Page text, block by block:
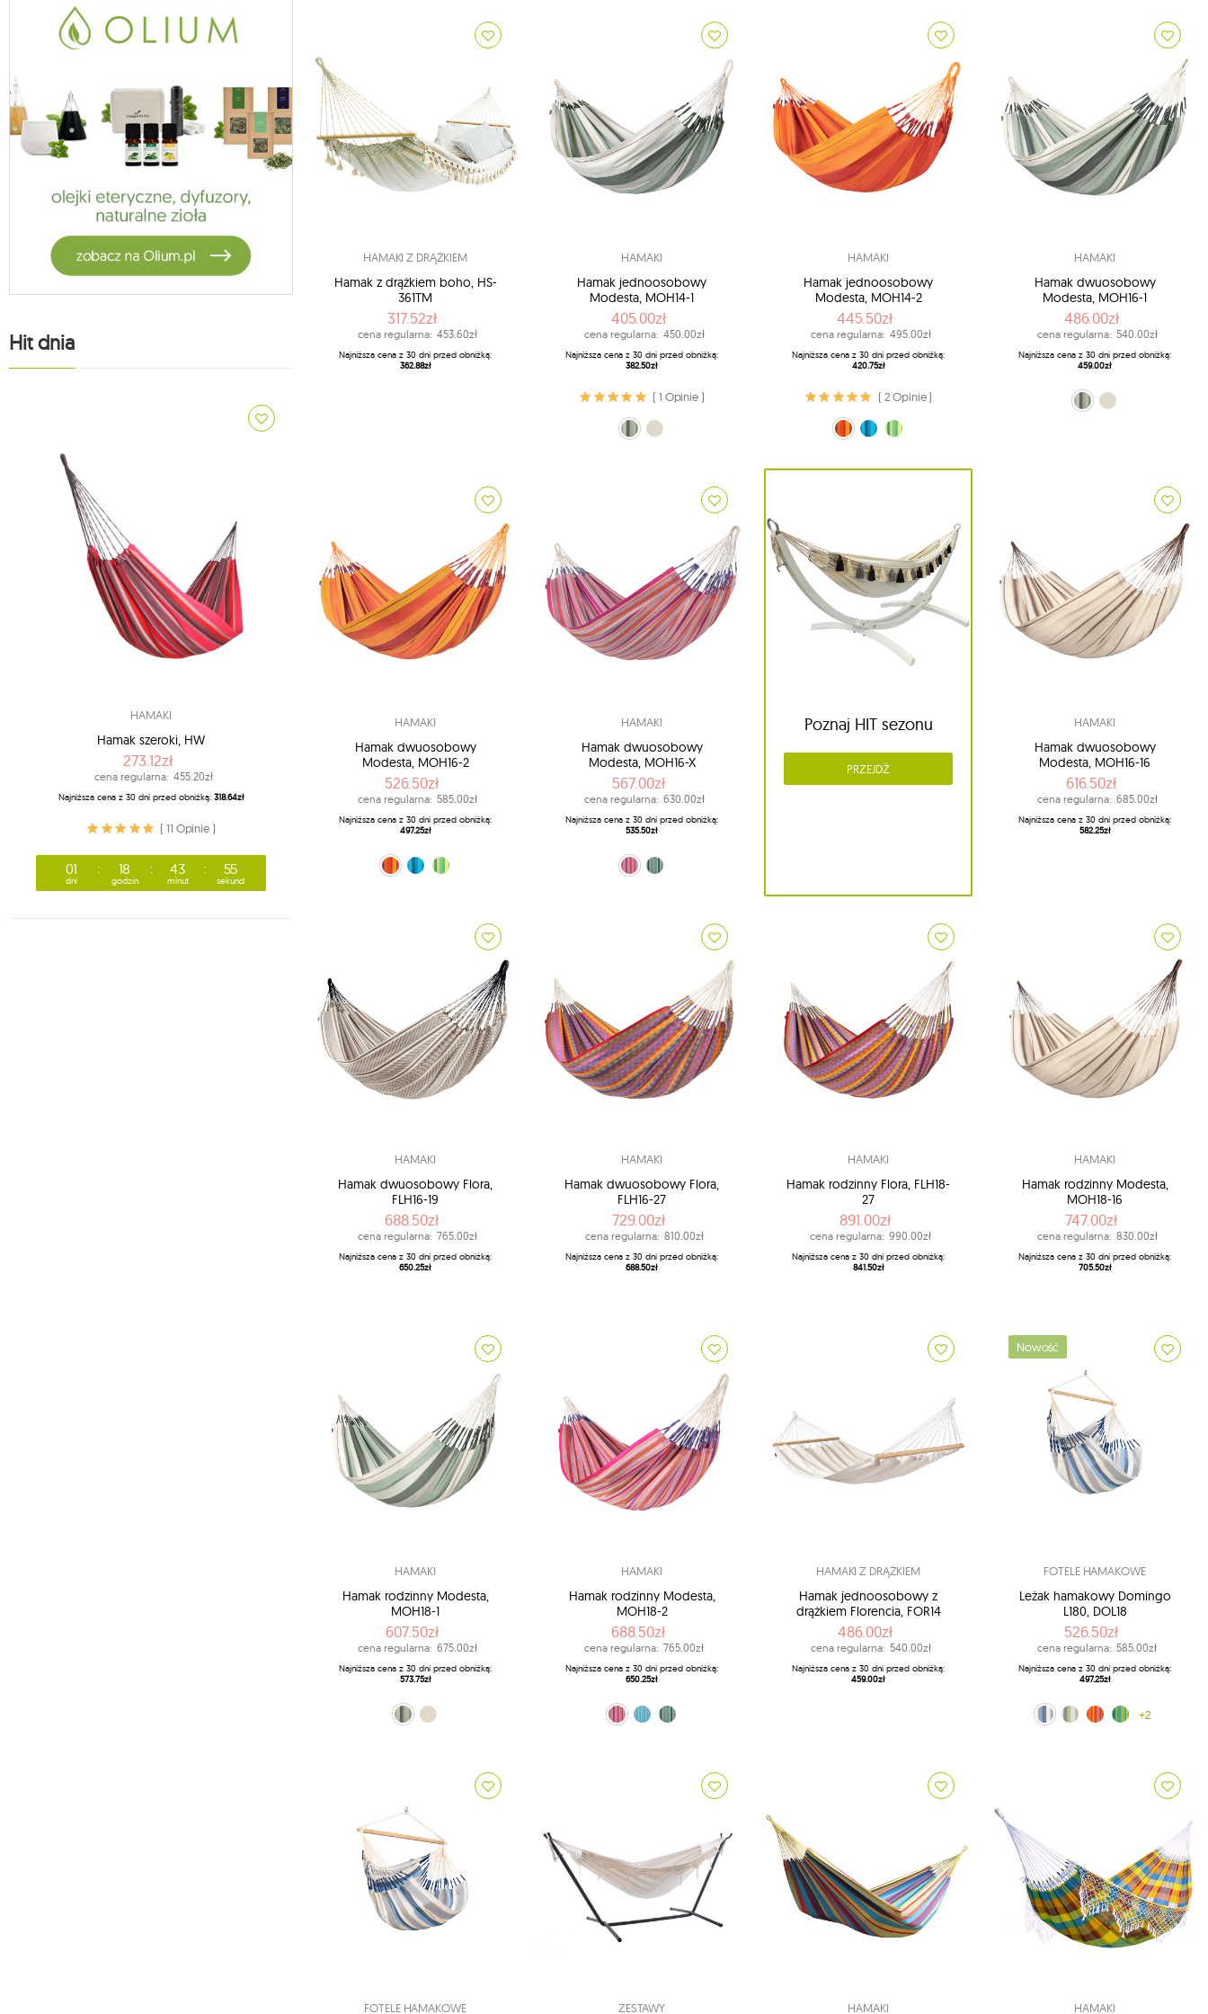
Hit dnia
HAMAKI
Hamak szeroki, HW
273.12zł
cena regularna: 455.20zł
Najniższa cena z 30 dni przed obniżką: 318.64zł
( 11 Opinie )
01
dni
18
godzin
43
minut
53
sekund
HAMAKI Z DRĄŻKIEM
Hamak z drążkiem boho, HS-
361TM
317.52zł
cena regularna: 453.60zł
Najniższa cena z 30 dni przed obniżką:
362.88zł
HAMAKI
Hamak jednoosobowy
Modesta, MOH14-1
405.00zł
cena regularna: 450.00zł
Najniższa cena z 30 dni przed obniżką:
382.50zł
( 1 Opinie )
zielono-oliwkowy (14 - Olive)
ecru (X1 - Latte)
HAMAKI
Hamak jednoosobowy
Modesta, MOH14-2
445.50zł
cena regularna: 495.00zł
Najniższa cena z 30 dni przed obniżką:
420.75zł
( 2 Opinie )
pomarańczowy (22 - Volcano)
niebieski (33 - Lagoon)
zielony (44 - Jungle)
HAMAKI
Hamak dwuosobowy
Modesta, MOH16-1
486.00zł
cena regularna: 540.00zł
Najniższa cena z 30 dni przed obniżką:
459.00zł
zielono-oliwkowy (14 - Olive)
ecru (X1 - Latte)
HAMAKI
Hamak dwuosobowy
Modesta, MOH16-2
526.50zł
cena regularna: 585.00zł
Najniższa cena z 30 dni przed obniżką:
497.25zł
pomarańczowy (22 - Volcano)
niebieski (33 - Lagoon)
zielony (44 - Jungle)
HAMAKI
Hamak dwuosobowy
Modesta, MOH16-X
567.00zł
cena regularna: 630.00zł
Najniższa cena z 30 dni przed obniżką:
535.50zł
różowo-fioletowy (X2 - Flamingo)
ciemna zieleń (X4 - Agave)
Poznaj HIT sezonu
PRZEJDŹ
HAMAKI
Hamak dwuosobowy
Modesta, MOH16-16
616.50zł
cena regularna: 685.00zł
Najniższa cena z 30 dni przed obniżką:
582.25zł
HAMAKI
Hamak dwuosobowy Flora,
FLH16-19
688.50zł
cena regularna: 765.00zł
Najniższa cena z 30 dni przed obniżką:
650.25zł
HAMAKI
Hamak dwuosobowy Flora,
FLH16-27
729.00zł
cena regularna: 810.00zł
Najniższa cena z 30 dni przed obniżką:
688.50zł
HAMAKI
Hamak rodzinny Flora, FLH18-
27
891.00zł
cena regularna: 990.00zł
Najniższa cena z 30 dni przed obniżką:
841.50zł
HAMAKI
Hamak rodzinny Modesta,
MOH18-16
747.00zł
cena regularna: 830.00zł
Najniższa cena z 30 dni przed obniżką:
705.50zł
HAMAKI
Hamak rodzinny Modesta,
MOH18-1
607.50zł
cena regularna: 675.00zł
Najniższa cena z 30 dni przed obniżką:
573.75zł
zielono-oliwkowy (14 - Olive)
ecru (X1 - Latte)
HAMAKI
Hamak rodzinny Modesta,
MOH18-2
688.50zł
cena regularna: 765.00zł
Najniższa cena z 30 dni przed obniżką:
650.25zł
różowo-fioletowy (X2 - Flamingo)
turkusowy (X3 - Azure)
ciemna zieleń (X4 - Agave)
HAMAKI Z DRĄŻKIEM
Hamak jednoosobowy z
drążkiem Florencia, FOR14
486.00zł
cena regularna: 540.00zł
Najniższa cena z 30 dni przed obniżką:
459.00zł
Nowość
FOTELE HAMAKOWE
Leżak hamakowy Domingo
L180, DOL18
526.50zł
cena regularna: 585.00zł
Najniższa cena z 30 dni przed obniżką:
497.25zł
biało-niebieski (13)
biało-zielony (14)
czerwono-pomarańczowy (28)
zielony (48)
+2
FOTELE HAMAKOWE ZESTAWY HAMAKI HAMAKI